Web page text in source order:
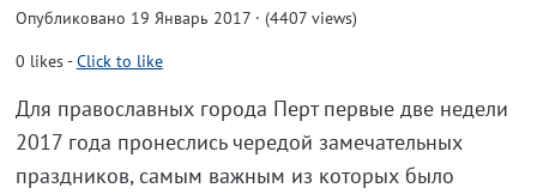
Опубликовано 19 Январь 2017 · (4407 views)
0 likes-Click to like
Для православных города Перт первые две недели
2017 года пронеслись чередой замечательных
праздников, самым важным из которых было